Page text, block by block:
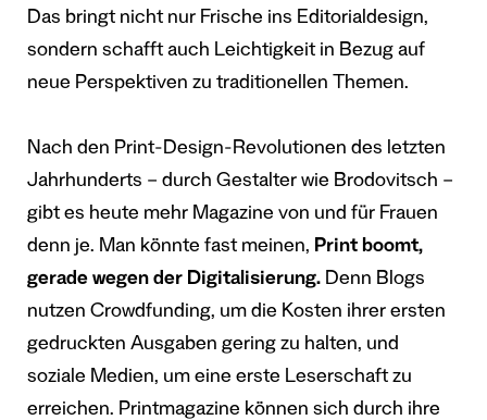
Das bringt nicht nur Frische ins Editorialdesign,
sondern schafft auch Leichtigkeit in Bezug auf
neue Perspektiven zu traditionellen Themen.
Nach den Print-Design-Revolutionen des letzten
Jahrhunderts – durch Gestalter wie Brodovitsch –
gibt es heute mehr Magazine von und für Frauen
denn je. Man könnte fast meinen, Print boomt,
gerade wegen der Digitalisierung. Denn Blogs
nutzen Crowdfunding, um die Kosten ihrer ersten
gedruckten Ausgaben gering zu halten, und
soziale Medien, um eine erste Leserschaft zu
erreichen. Printmagazine können sich durch ihre